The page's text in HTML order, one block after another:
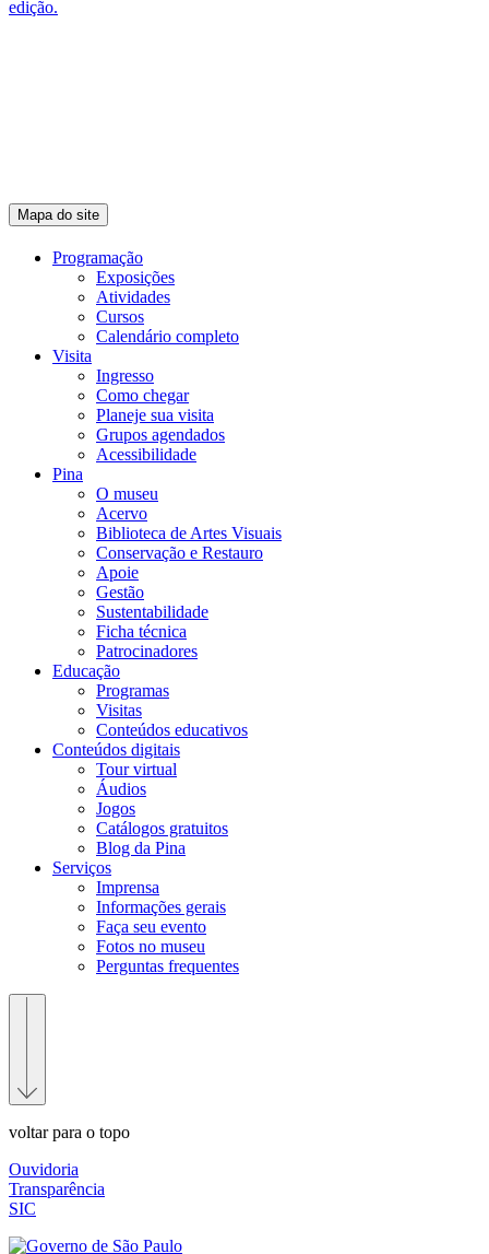
Mapa do site
Programação
Exposições
Atividades
Cursos
Calendário completo
Visita
Ingresso
Como chegar
Planeje sua visita
Grupos agendados
Acessibilidade
Pina
O museu
Acervo
Biblioteca de Artes Visuais
Conservação e Restauro
Apoie
Gestão
Sustentabilidade
Ficha técnica
Patrocinadores
Educação
Programas
Visitas
Conteúdos educativos​
Conteúdos digitais
Tour virtual
Áudios
Jogos
Catálogos gratuitos
Blog da Pina
Serviços
Imprensa
Informações gerais
Faça seu evento
Fotos no museu
Perguntas frequentes
voltar para o topo
Ouvidoria
Transparência
SIC